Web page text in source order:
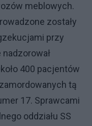
meblowych.
zostały
przy
400 pacjentów
tą
17. Sprawcami
oddziału SS